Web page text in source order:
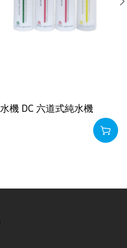
機 DC 六道式純水機